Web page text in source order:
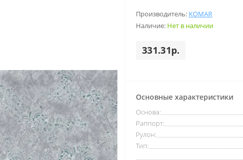
Производитель: KOMAR
Наличие: Нет в наличии
331.31р.
Основные характеристики
Основа:
Раппорт:
Рулон:
Тип: